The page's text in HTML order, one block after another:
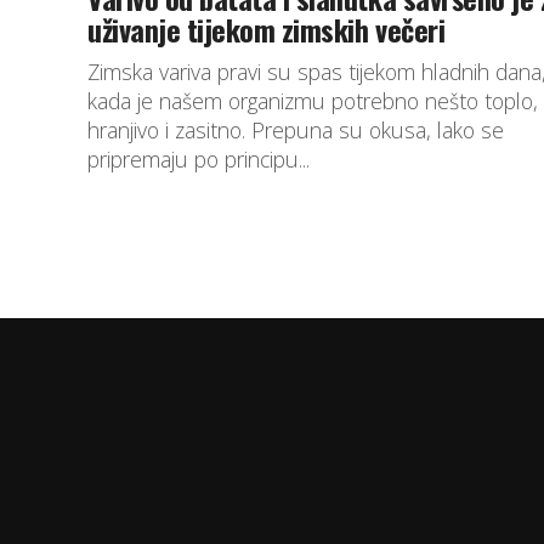
uživanje tijekom zimskih večeri
Zimska variva pravi su spas tijekom hladnih
kada je našem organizmu potrebno nešto toplo,
hranjivo i zasitno. Prepuna su okusa, lako se
pripremaju po principu...